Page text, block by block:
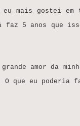
mais gostei
5 anos que
amor da
O que eu